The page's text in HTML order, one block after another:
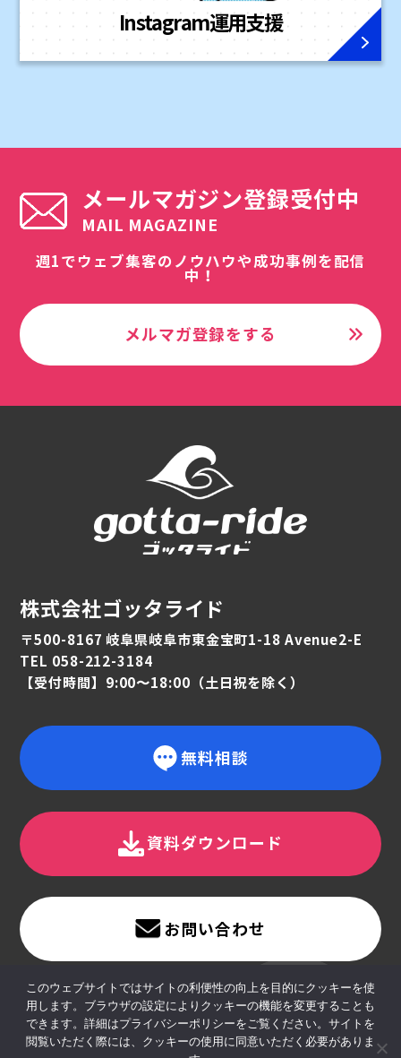
Instagram運用支援
メールマガジン登録受付中
MAIL MAGAZINE
週1でウェブ集客のノウハウや成功事例を配信
中！
メルマガ登録をする
株式会社ゴッタライド
〒500-8167 岐阜県岐阜市東金宝町1-18 Avenue2-E
TEL 058-212-3184
【受付時間】9:00〜18:00（土日祝を除く）
無料相談
資料ダウンロード
お問い合わせ
このウェブサイトではサイトの利便性の向上を目的にクッキーを使
用します。ブラウザの設定によりクッキーの機能を変更することも
できます。詳細はプライバシーポリシーをご覧ください。サイトを
閲覧いただく際には、クッキーの使用に同意いただく必要がありま